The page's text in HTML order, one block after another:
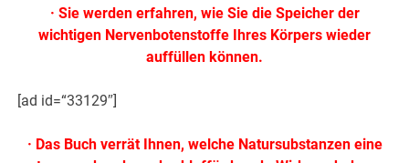
· Sie werden erfahren, wie Sie die Speicher der
wichtigen Nervenbotenstoffe Ihres Körpers wieder
auffüllen können.
[ad id=“33129″]
· Das Buch verrät Ihnen, welche Natursubstanzen eine